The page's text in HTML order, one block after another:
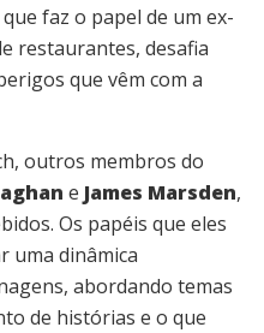
faz o papel de um ex-
restaurantes, desafia
que vêm com a
outros membros do
e James Marsden,
Os papéis que eles
uma dinâmica
abordando temas
de histórias e o que